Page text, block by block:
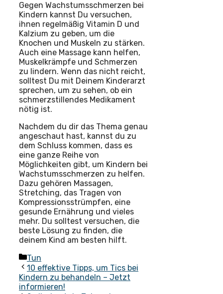
Gegen Wachstumsschmerzen bei
Kindern kannst Du versuchen,
ihnen regelmäßig Vitamin D und
Kalzium zu geben, um die
Knochen und Muskeln zu stärken.
Auch eine Massage kann helfen,
Muskelkrämpfe und Schmerzen
zu lindern. Wenn das nicht reicht,
solltest Du mit Deinem Kinderarzt
sprechen, um zu sehen, ob ein
schmerzstillendes Medikament
nötig ist.
Nachdem du dir das Thema genau
angeschaut hast, kannst du zu
dem Schluss kommen, dass es
eine ganze Reihe von
Möglichkeiten gibt, um Kindern bei
Wachstumsschmerzen zu helfen.
Dazu gehören Massagen,
Stretching, das Tragen von
Kompressionsstrümpfen, eine
gesunde Ernährung und vieles
mehr. Du solltest versuchen, die
beste Lösung zu finden, die
deinem Kind am besten hilft.
Kategorien
Tun
10 effektive Tipps, um Tics bei
Kindern zu behandeln – Jetzt
informieren!